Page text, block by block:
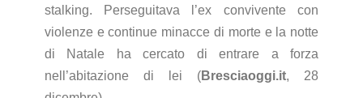
stalking. Perseguitava l’ex convivente con
violenze e continue minacce di morte e la notte
di Natale ha cercato di entrare a forza
nell’abitazione di lei (Bresciaoggi.it, 28